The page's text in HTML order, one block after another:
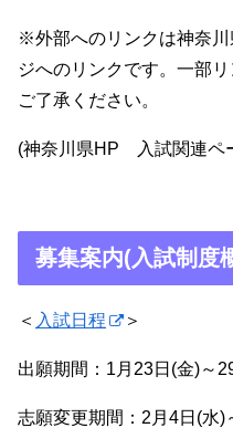
※外部へのリンクは神奈
ジへのリンクです。一部
ご了承ください。
(神奈川県HP 入試関連ペ
募集案内(入試制度
＜ 入試日程 ＞
出願期間：1月23日(金)～
志願変更期間：2月4日(水)